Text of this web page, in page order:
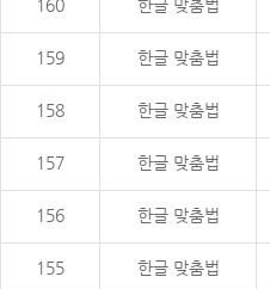
160 한글 맞춤법
159 한글 맞춤법
158 한글 맞춤법
157 한글 맞춤법
156 한글 맞춤법
155 한글 맞춤법